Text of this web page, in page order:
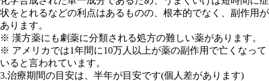
状をとれるなどの利点はあるものの、根本的でなく、副作用が
あります。
※ 漢方薬にも劇薬に分類される処方の難しい薬があります。
※ アメリカでは1年間に10万人以上が薬の副作用で亡くなって
いると言われています。
3.治療期間の目安は、半年が目安です(個人差があります)